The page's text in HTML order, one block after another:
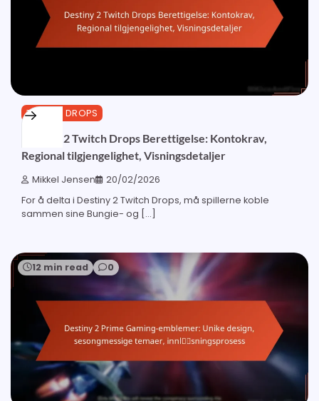
TWITCH DROPS
Destiny 2 Twitch Drops Berettigelse: Kontokrav,
Regional tilgjengelighet, Visningsdetaljer
Mikkel Jensen 20/02/2026
For å delta i Destiny 2 Twitch Drops, må spillerne koble
sammen sine Bungie- og […]
12 min read 0